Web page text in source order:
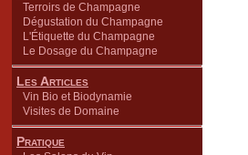
Terroirs de Champagne
Dégustation du Champagne
L'Étiquette du Champagne
Le Dosage du Champagne
Les Articles
Vin Bio et Biodynamie
Visites de Domaine
Pratique